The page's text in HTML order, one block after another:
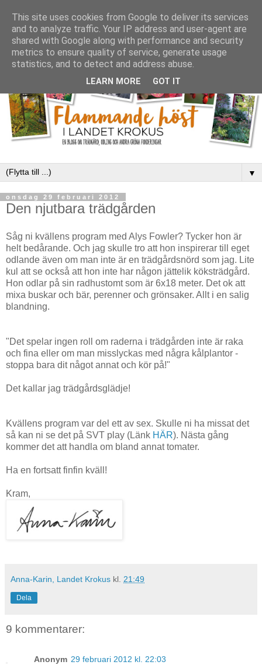
▼
onsdag 29 februari 2012
Den njutbara trädgården
Såg ni kvällens program med Alys Fowler? Tycker hon är
helt bedårande. Och jag skulle tro att hon inspirerar till eget
odlande även om man inte är en trädgårdsnörd som jag. Lite
kul att se också att hon inte har någon jättelik köksträdgård.
Hon odlar på sin radhustomt som är 6x18 meter. Det ok att
mixa buskar och bär, perenner och grönsaker. Allt i en salig
blandning.
"Det spelar ingen roll om raderna i trädgården inte är raka
och fina eller om man misslyckas med några kålplantor -
stoppa bara dit något annat och kör på!"
Det kallar jag trädgårdsglädje!
Kvällens program var del ett av sex. Skulle ni ha missat det
så kan ni se det på SVT play (Länk HÄR). Nästa gång
kommer det att handla om bland annat tomater.
Ha en fortsatt finfin kväll!
Kram,
Anna-Karin, Landet Krokus kl. 21:49
Dela
9 kommentarer:
Anonym 29 februari 2012 kl. 22:03
This site uses cookies from Google to deliver its services
and to analyze traffic. Your IP address and user-agent are
shared with Google along with performance and security
metrics to ensure quality of service, generate usage
statistics, and to detect and address abuse.
LEARN MORE GOT IT